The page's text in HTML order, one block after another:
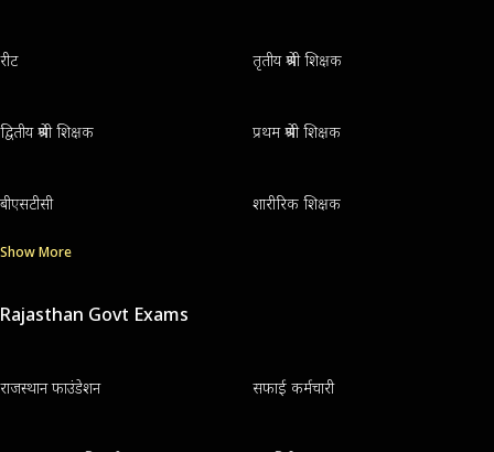
रीट तृतीय श्रेणी शिक्षक
द्वितीय श्रेणी शिक्षक प्रथम श्रेणी शिक्षक
बीएसटीसी शारीरिक शिक्षक
Show More
Rajasthan Govt Exams
राजस्थान फाउंडेशन सफाई कर्मचारी